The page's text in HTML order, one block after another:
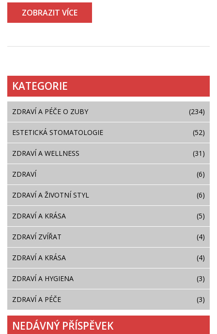
nejlepších výsledků.
ZOBRAZIT VÍCE
KATEGORIE
ZDRAVÍ A PÉČE O ZUBY (234)
ESTETICKÁ STOMATOLOGIE (52)
ZDRAVÍ A WELLNESS (31)
ZDRAVÍ (6)
ZDRAVÍ A ŽIVOTNÍ STYL (6)
ZDRAVÍ A KRÁSA (5)
ZDRAVÍ ZVÍŘAT (4)
ZDRAVÍ A KRÁSA (4)
ZDRAVÍ A HYGIENA (3)
ZDRAVÍ A PÉČE (3)
NEDÁVNÝ PŘÍSPĚVEK